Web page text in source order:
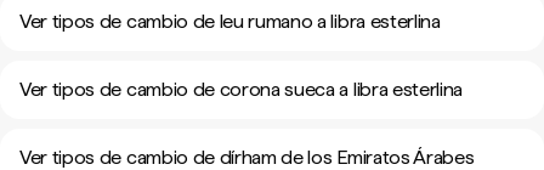
Ver tipos de cambio de leu rumano a libra esterlina
Ver tipos de cambio de corona sueca a libra esterlina
Ver tipos de cambio de dírham de los Emiratos Árabes